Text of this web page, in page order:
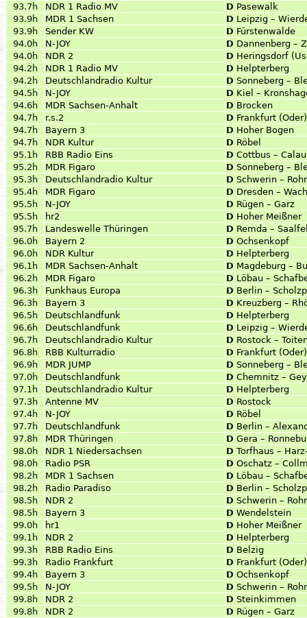
93.7h
NDR 1 Radio MV D Pasewalk
93.9h
MDR 1 Sachsen D Leipzig –
93.9h
Sender KW D Fürstenwalde
94.0h
N-JOY D Dannenberg –
94.0h
NDR 2 D Heringsdorf
94.2h
NDR 1 Radio MV D Helpterberg
94.2h
Deutschlandradio Kultur D Sonneberg –
94.5h
N-JOY D Kiel –
94.6h
MDR Sachsen-Anhalt D Brocken
94.7h
r.s.2 D Frankfurt
94.7h
Bayern 3 D Hoher Bogen
94.7h
NDR Kultur D Röbel
95.1h
RBB Radio Eins D Cottbus – Calau
95.2h
MDR Figaro D Sonneberg –
95.3h
Deutschlandradio Kultur D Schwerin –
95.4h
MDR Figaro D Dresden –
95.5h
N-JOY D Rügen – Garz
95.5h
hr2 D Hoher Meißner
95.7h
Landeswelle Thüringen D Remda –
96.0h
Bayern 2 D Ochsenkopf
96.0h
NDR Kultur D Helpterberg
96.1h
MDR Sachsen-Anhalt D Magdeburg –
96.2h
MDR Figaro D Löbau –
96.3h
Funkhaus Europa D Berlin –
96.3h
Bayern 3 D Kreuzberg –
96.5h
Deutschlandfunk D Helpterberg
96.6h
Deutschlandfunk D Leipzig –
96.7h
Deutschlandradio Kultur D Rostock –
96.8h
RBB Kulturradio D Frankfurt
96.9h
MDR JUMP D Sonneberg –
97.0h
Deutschlandfunk D Chemnitz –
97.1h
Deutschlandradio Kultur D Helpterberg
97.3h
Antenne MV D Rostock
97.4h
N-JOY D Röbel
97.7h
Deutschlandfunk D Berlin –
97.8h
MDR Thüringen D Gera –
98.0h
NDR 1 Niedersachsen D Torfhaus –
98.0h
Radio PSR D Oschatz –
98.2h
MDR 1 Sachsen D Löbau –
98.2h
Radio Paradiso D Berlin –
98.5h
NDR 2 D Schwerin –
98.5h
Bayern 3 D Wendelstein
99.0h
hr1 D Hoher Meißner
99.1h
NDR 2 D Helpterberg
99.3h
RBB Radio Eins D Belzig
99.3h
Radio Frankfurt D Frankfurt
99.4h
Bayern 3 D Ochsenkopf
99.5h
N-JOY D Schwerin –
99.8h
NDR 2 D Steinkimmen
99.8h
NDR 2 D Rügen – Garz